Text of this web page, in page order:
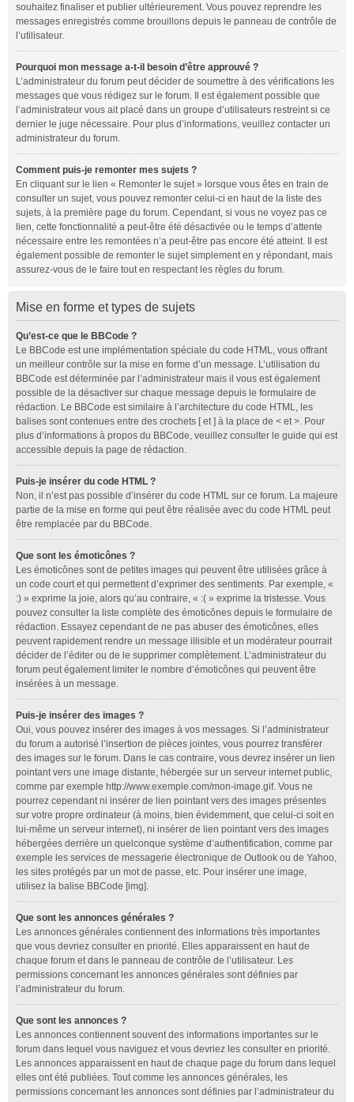
souhaitez finaliser et publier ultérieurement. Vous pouvez reprendre les
messages enregistrés comme brouillons depuis le panneau de contrôle de
l’utilisateur.
Pourquoi mon message a-t-il besoin d’être approuvé ?
L’administrateur du forum peut décider de soumettre à des vérifications les
messages que vous rédigez sur le forum. Il est également possible que
l’administrateur vous ait placé dans un groupe d’utilisateurs restreint si ce
dernier le juge nécessaire. Pour plus d’informations, veuillez contacter un
administrateur du forum.
Comment puis-je remonter mes sujets ?
En cliquant sur le lien « Remonter le sujet » lorsque vous êtes en train de
consulter un sujet, vous pouvez remonter celui-ci en haut de la liste des
sujets, à la première page du forum. Cependant, si vous ne voyez pas ce
lien, cette fonctionnalité a peut-être été désactivée ou le temps d’attente
nécessaire entre les remontées n’a peut-être pas encore été atteint. Il est
également possible de remonter le sujet simplement en y répondant, mais
assurez-vous de le faire tout en respectant les règles du forum.
Mise en forme et types de sujets
Qu’est-ce que le BBCode ?
Le BBCode est une implémentation spéciale du code HTML, vous offrant
un meilleur contrôle sur la mise en forme d’un message. L’utilisation du
BBCode est déterminée par l’administrateur mais il vous est également
possible de la désactiver sur chaque message depuis le formulaire de
rédaction. Le BBCode est similaire à l’architecture du code HTML, les
balises sont contenues entre des crochets [ et ] à la place de < et >. Pour
plus d’informations à propos du BBCode, veuillez consulter le guide qui est
accessible depuis la page de rédaction.
Puis-je insérer du code HTML ?
Non, il n’est pas possible d’insérer du code HTML sur ce forum. La majeure
partie de la mise en forme qui peut être réalisée avec du code HTML peut
être remplacée par du BBCode.
Que sont les émoticônes ?
Les émoticônes sont de petites images qui peuvent être utilisées grâce à
un code court et qui permettent d’exprimer des sentiments. Par exemple, «
:) » exprime la joie, alors qu’au contraire, « :( » exprime la tristesse. Vous
pouvez consulter la liste complète des émoticônes depuis le formulaire de
rédaction. Essayez cependant de ne pas abuser des émoticônes, elles
peuvent rapidement rendre un message illisible et un modérateur pourrait
décider de l’éditer ou de le supprimer complètement. L’administrateur du
forum peut également limiter le nombre d’émoticônes qui peuvent être
insérées à un message.
Puis-je insérer des images ?
Oui, vous pouvez insérer des images à vos messages. Si l’administrateur
du forum a autorisé l’insertion de pièces jointes, vous pourrez transférer
des images sur le forum. Dans le cas contraire, vous devrez insérer un lien
pointant vers une image distante, hébergée sur un serveur internet public,
comme par exemple http://www.exemple.com/mon-image.gif. Vous ne
pourrez cependant ni insérer de lien pointant vers des images présentes
sur votre propre ordinateur (à moins, bien évidemment, que celui-ci soit en
lui-même un serveur internet), ni insérer de lien pointant vers des images
hébergées derrière un quelconque système d’authentification, comme par
exemple les services de messagerie électronique de Outlook ou de Yahoo,
les sites protégés par un mot de passe, etc. Pour insérer une image,
utilisez la balise BBCode [img].
Que sont les annonces générales ?
Les annonces générales contiennent des informations très importantes
que vous devriez consulter en priorité. Elles apparaissent en haut de
chaque forum et dans le panneau de contrôle de l’utilisateur. Les
permissions concernant les annonces générales sont définies par
l’administrateur du forum.
Que sont les annonces ?
Les annonces contiennent souvent des informations importantes sur le
forum dans lequel vous naviguez et vous devriez les consulter en priorité.
Les annonces apparaissent en haut de chaque page du forum dans lequel
elles ont été publiées. Tout comme les annonces générales, les
permissions concernant les annonces sont définies par l’administrateur du